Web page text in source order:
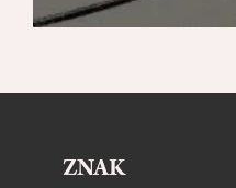
ZNAK